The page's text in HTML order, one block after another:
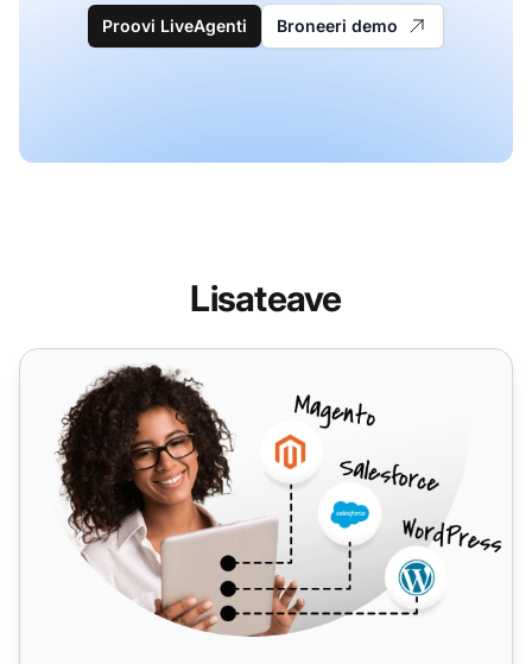
Proovi LiveAgenti Broneeri demo
Lisateave
Integrately